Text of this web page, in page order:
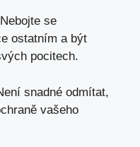
Nebojte se
ostatním a být
pocitech.
snadné odmítat,
vašeho